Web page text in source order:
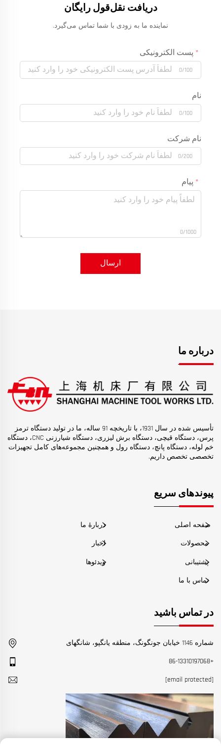
دریافت نقل‌قول رایگان
نماینده ما به زودی با شما تماس می‌گیرد.
پست الکترونیکی
0/100
نام
0/100
نام شرکت
0/200
پیام
0/1000
ارسال
درباره ما
تأسیس شده در سال 1931، با تاریخچه 91 ساله، ما در تولید دستگاه ترمز
پرس، دستگاه قیچی، دستگاه برش لیزری، دستگاه شیارزنی CNC، دستگاه
خم لوله، دستگاه پانچ، دستگاه رول و همچنین مجموعه‌های کامل تجهیزات
تخصصی تخصص داریم.
پیوندهای سریع
صفحه اصلی دربارهٔ ما
محصولات اخبار
پشتیبانی ویدئوها
تماس با ما
در تماس باشید
شماره 1146 خیابان جونگونگ، منطقه یانگپو، شانگهای
+86-13310197068
[email protected]